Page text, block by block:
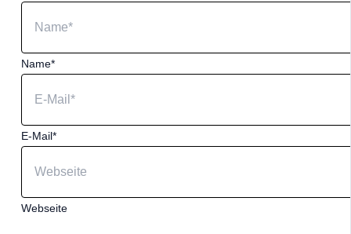
Name*
E-Mail*
Webseite